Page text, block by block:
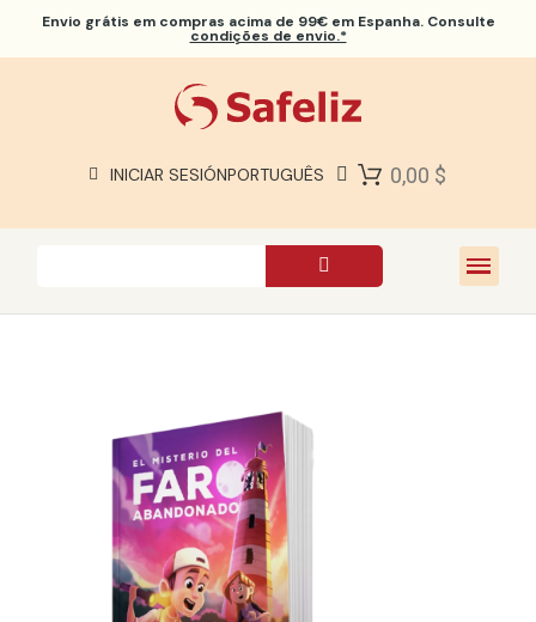
Envio grátis em compras acima de 99€ em Espanha. Consulte
condições de envio.*
INICIAR SESIÓNPORTUGUÊS 0,00 $
SOBRE NÓS